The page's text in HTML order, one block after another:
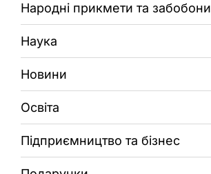
Народні прикмети та забобони
Наука
Новини
Освіта
Підприємництво та бізнес